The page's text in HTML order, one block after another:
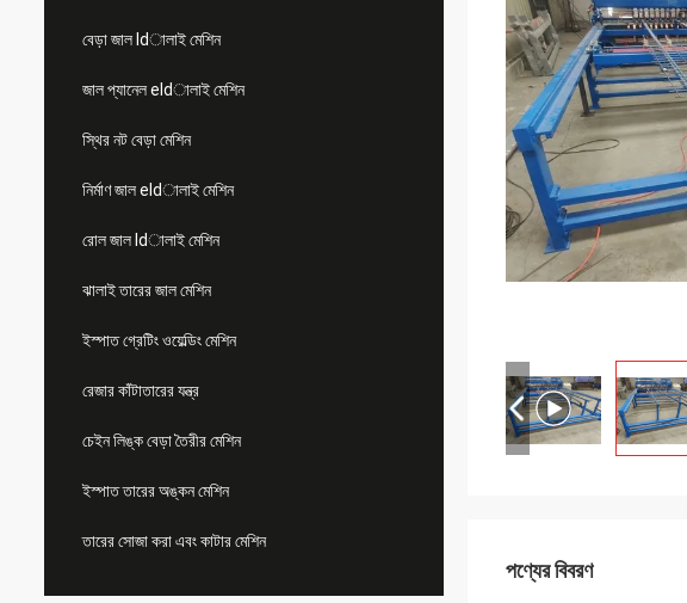
বেড়া জাল ldালাই মেশিন
জাল প্যানেল eldালাই মেশিন
স্থির নট বেড়া মেশিন
নির্মাণ জাল eldালাই মেশিন
রোল জাল ldালাই মেশিন
ঝালাই তারের জাল মেশিন
ইস্পাত গ্রেটিং ওয়েল্ডিং মেশিন
রেজার কাঁটাতারের যন্ত্র
চেইন লিঙ্ক বেড়া তৈরীর মেশিন
ইস্পাত তারের অঙ্কন মেশিন
তারের সোজা করা এবং কাটার মেশিন
পণ্যের বিবরণ